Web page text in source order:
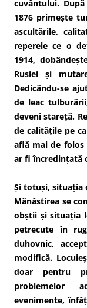
cuvântului.
1876 primește
ascultările,
reperele ce o
1914,
Rusiei și
Dedicându-se
de leac
deveni stareță.
de calitățile pe
află mai de folos
ar fi încredințată
Și totuși, situația
Mânăstirea se
obștii și situația
petrecute în
duhovnic,
modifică.
doar pentru
problemelor
evenimente,